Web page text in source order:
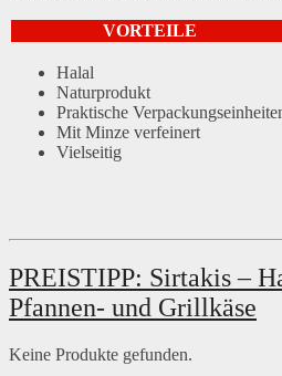
VORTEILE
Halal
Naturprodukt
Praktische
Mit Minze verfeinert
Vielseitig
PREISTIPP: Sirtakis –
Pfannen- und Grillkäse
Keine Produkte gefunden.